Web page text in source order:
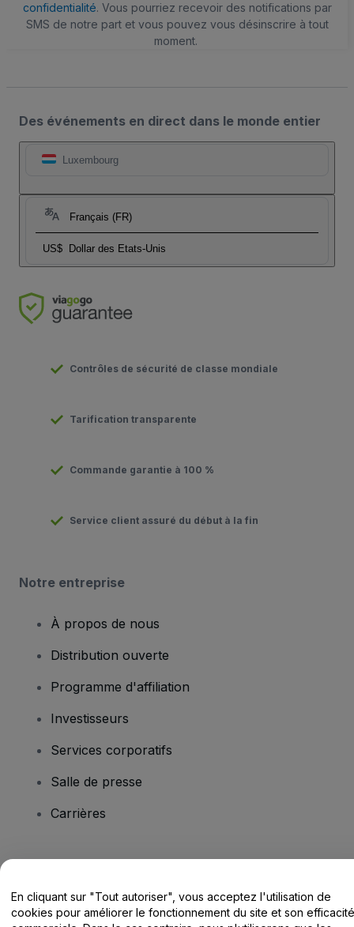
confidentialité. Vous pourriez recevoir des notifications par
SMS de notre part et vous pouvez vous désinscrire à tout
moment.
Des événements en direct dans le monde entier
Luxembourg
Français (FR)
US$ Dollar des Etats-Unis
Contrôles de sécurité de classe mondiale
Tarification transparente
Commande garantie à 100 %
Service client assuré du début à la fin
Notre entreprise
À propos de nous
Distribution ouverte
Programme d'affiliation
Investisseurs
Services corporatifs
Salle de presse
Carrières
Centre d'assistance / Nous contacter
En cliquant sur "Tout autoriser", vous acceptez l'utilisation de
cookies pour améliorer le fonctionnement du site et son efficacité